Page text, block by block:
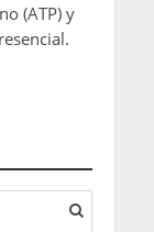
(ATP) y